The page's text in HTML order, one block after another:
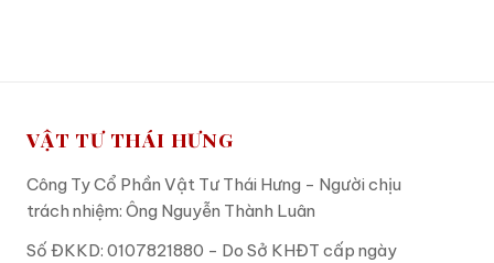
VẬT TƯ THÁI HƯNG
Công Ty Cổ Phần Vật Tư Thái Hưng - Người chịu
trách nhiệm: Ông Nguyễn Thành Luân
Số ĐKKD: 0107821880 - Do Sở KHĐT cấp ngày